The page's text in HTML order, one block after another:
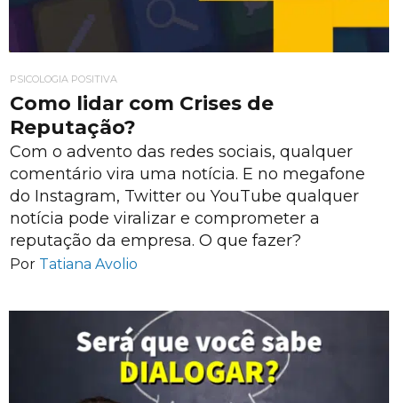
PSICOLOGIA POSITIVA
Como lidar com Crises de
Reputação?
Com o advento das redes sociais, qualquer
comentário vira uma notícia. E no megafone
do Instagram, Twitter ou YouTube qualquer
notícia pode viralizar e comprometer a
reputação da empresa. O que fazer?
Por Tatiana Avolio